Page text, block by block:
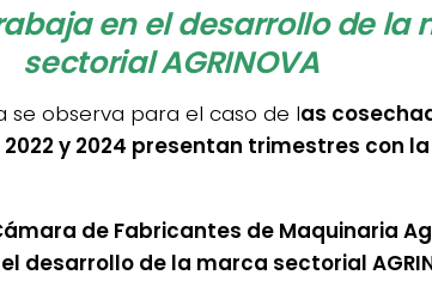
en el desarrollo de la
sectorial AGRINOVA
se observa para el caso de las
y 2024 presentan trimestres con
de Fabricantes de Maquinaria
desarrollo de la marca sectorial